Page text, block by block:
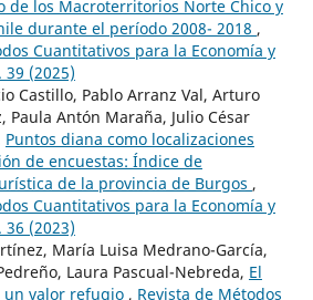
de los Macroterritorios Norte Chico y
durante el período 2008- 2018 ,
Cuantitativos para la Economía y
39 (2025)
Castillo, Pablo Arranz Val, Arturo
Paula Antón Maraña, Julio César
Puntos diana como localizaciones
de encuestas: Índice de
de la provincia de Burgos ,
Cuantitativos para la Economía y
36 (2023)
María Luisa Medrano-García,
Laura Pascual-Nebreda, El
un valor refugio , Revista de Métodos